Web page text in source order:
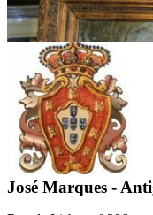
José Marques -